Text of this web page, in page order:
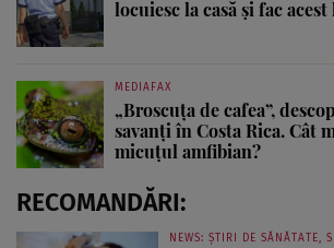
locuiesc la casă și fac
MEDIAFAX
„Broscuța de cafea”,
savanți în Costa Rica. Cât
micuțul amfibian?
RECOMANDĂRI:
NEWS: ȘTIRI DE SĂNĂTATE,